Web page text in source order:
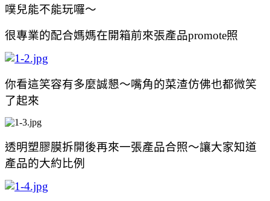
噗兒能不能玩囉～
很專業的配合媽媽在開箱前來張產品promote照
你看這笑容有多麼誠懇～嘴角的菜渣仿佛也都微笑
了起來
透明塑膠膜拆開後再來一張產品合照～讓大家知道
產品的大約比例